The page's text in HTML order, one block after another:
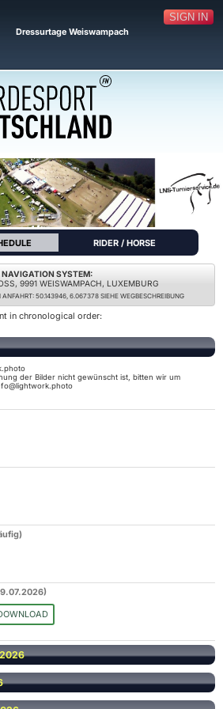
SIGN IN
Dressurtage Weiswampach
RIDER / HORSE
NAVIGATION SYSTEM:
9991 WEISWAMPACH, LUXEMBURG
ANFAHRT: 50.143946, 6.067378 SIEHE WEGBESCHREIBUNG
in chronological order:
der Bilder nicht gewünscht ist, bitten wir um